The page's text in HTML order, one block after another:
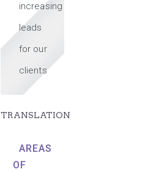
increasing
leads
for our
clients
TRANSLATION
AREAS
OF